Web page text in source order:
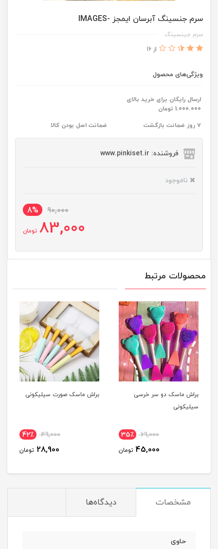
سرم جنسینگ آبرسان ایمجز -IMAGES
سرم جینسینگ
از 16
ویژگی‌های محصول
ارسال رایگان برای خرید بالای
1.000.000 تومان
۷ روز ضمانت بازگشت ضمانت اصل بودن کالا
فروشنده: www.pinkiset.ir
ناموجود
90,000
8%
83,000 تومان
محصولات مرتبط
براش ماسک دو سر خرسی
سیلیکونی
69,000 35٪
45,000 تومان
براش ماسک صورت سیلیکونی
49,000 42٪
28,900 تومان
مشخصات دیدگاه‌ها
حاوی